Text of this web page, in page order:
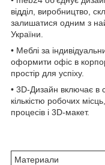
відділ, виробництво,
залишатися одним з
України.
• Меблі за
оформити офіс в
простір для успіху.
• 3D-Дизайн включає в
кількістю робочих
процесів і 3D-макет.
Материали